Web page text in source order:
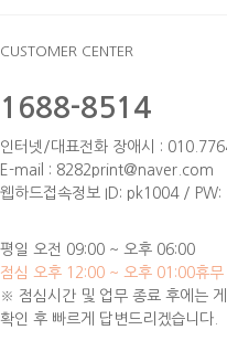
CUSTOMER CENTER
1688-8514
인터넷/대표전화 장애시 :
E-mail : 8282print@naver.com
웹하드접속정보 ID: pk1004 / PW:
평일 오전 09:00 ~ 오후 06:00
점심 오후 12:00 ~ 오후 01:00휴
※ 점심시간 및 업무 종료 후에는
확인 후 빠르게 답변드리겠습니다.